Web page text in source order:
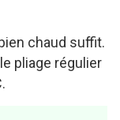
chaud suffit.
pliage régulier